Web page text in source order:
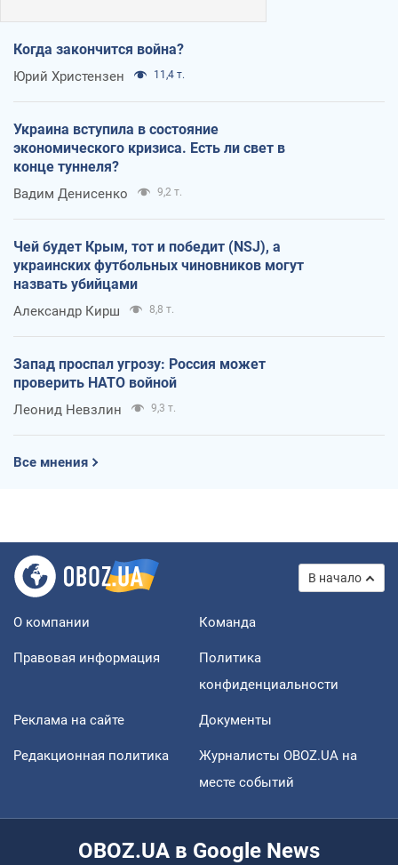
Когда закончится война?
Юрий Христензен 11,4 т.
Украина вступила в состояние
экономического кризиса. Есть ли свет в
конце туннеля?
Вадим Денисенко 9,2 т.
Чей будет Крым, тот и победит (NSJ), а
украинских футбольных чиновников могут
назвать убийцами
Александр Кирш 8,8 т.
Запад проспал угрозу: Россия может
проверить НАТО войной
Леонид Невзлин 9,3 т.
Все мнения
В начало
О компании Команда
Правовая информация
Политика
конфиденциальности
Реклама на сайте Документы
Редакционная политика
Журналисты OBOZ.UA на
месте событий
OBOZ.UA в Google News